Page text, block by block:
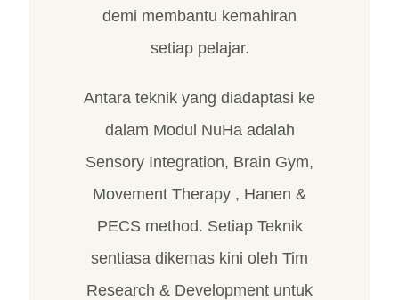
demi membantu kemahiran
setiap pelajar.
Antara teknik yang diadaptasi ke
dalam Modul NuHa adalah
Sensory Integration, Brain Gym,
Movement Therapy , Hanen &
PECS method. Setiap Teknik
sentiasa dikemas kini oleh Tim
Research & Development untuk